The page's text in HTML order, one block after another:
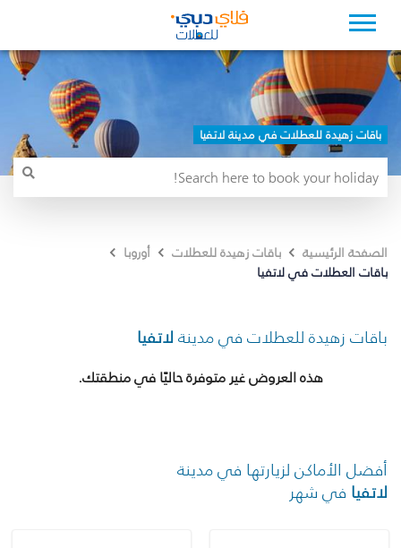
باقات زهيدة للعطلات في مدينة لاتفيا
الصفحة الرئيسية باقات زهيدة للعطلات
أوروبا
باقات العطلات في لاتفيا
باقات زهيدة للعطلات في مدينة لاتفيا
هذه العروض غير متوفرة حاليًا في منطقتك.
أفضل الأماكن لزيارتها في مدينة
لاتفيا في شهر